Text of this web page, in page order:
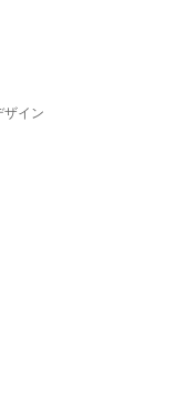
ザイン